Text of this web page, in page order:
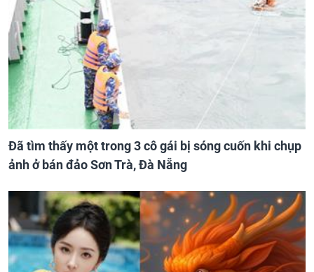
Đã tìm thấy một trong 3 cô gái bị sóng cuốn khi chụp
ảnh ở bán đảo Sơn Trà, Đà Nẵng